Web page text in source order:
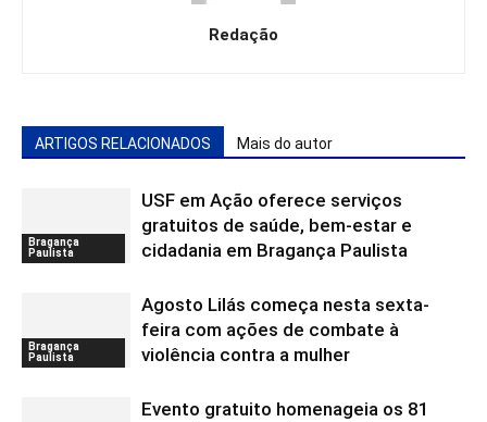
Redação
ARTIGOS RELACIONADOS Mais do autor
Bragança
Paulista
USF em Ação oferece serviços
gratuitos de saúde, bem-estar e
cidadania em Bragança Paulista
Bragança
Paulista
Agosto Lilás começa nesta sexta-
feira com ações de combate à
violência contra a mulher
Evento gratuito homenageia os 81